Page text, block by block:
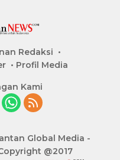
Redaksi
Profil Media
Kami
Global Media -
@2017